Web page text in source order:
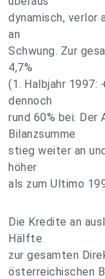
dynamisch, verlor
an
Schwung. Zur
4,7%
(1. Halbjahr 1997:
dennoch
rund 60% bei. Der
Bilanzsumme
stieg weiter an
höher
als zum Ultimo
Die Kredite an
Hälfte
zur gesamten
österreichischen